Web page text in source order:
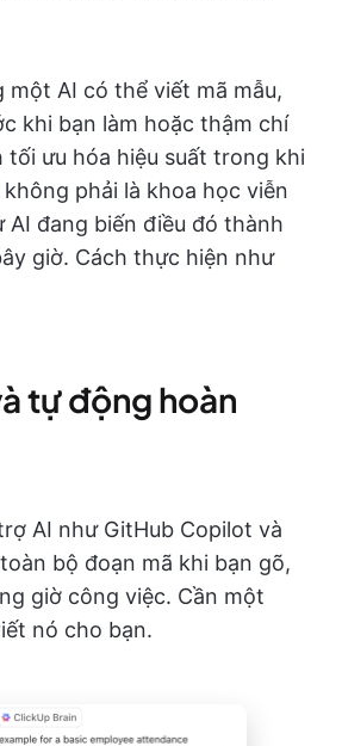
AI có thể viết mã mẫu,
khi bạn làm hoặc thậm chí
tối ưu hóa hiệu suất trong khi
phải là khoa học viễn
đang biến điều đó thành
giờ. Cách thực hiện như
tự động hoàn
AI như GitHub Copilot và
bộ đoạn mã khi bạn gõ,
giờ công việc. Cần một
nó cho bạn.